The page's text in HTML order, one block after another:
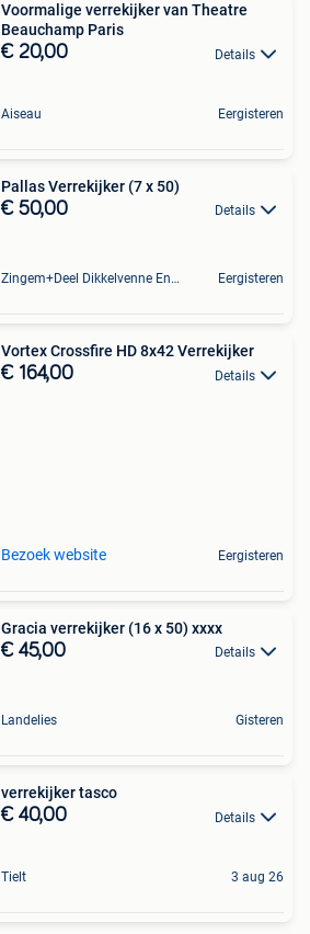
Voormalige verrekijker van Theatre
Beauchamp Paris
€ 20,00 Details
Aiseau Eergisteren
Pallas Verrekijker (7 x 50)
€ 50,00 Details
Zingem+Deel Dikkelvenne En Nederzwalm-Hermelgem Eergisteren
Vortex Crossfire HD 8x42 Verrekijker
€ 164,00 Details
Bezoek website Eergisteren
Gracia verrekijker (16 x 50) xxxx
€ 45,00 Details
Landelies Gisteren
verrekijker tasco
€ 40,00 Details
Tielt 3 aug 26